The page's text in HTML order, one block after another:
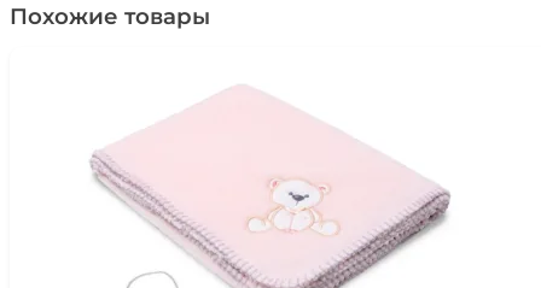
Похожие товары